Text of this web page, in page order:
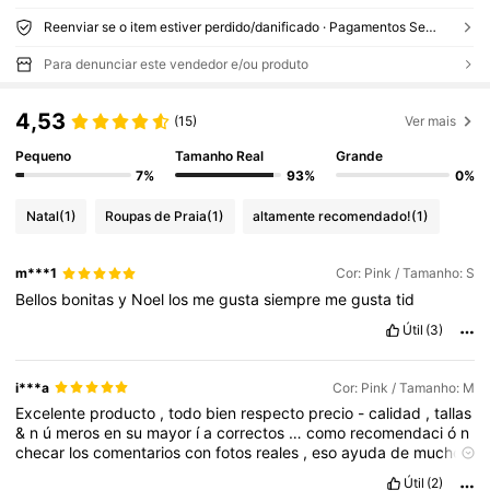
Reenviar se o item estiver perdido/danificado · Pagamentos Seguros · Proteção de privacidade
Para denunciar este vendedor e/ou produto
4,53 (15) Ver mais
Pequeno
7%
Tamanho Real
93%
Grande
0%
Natal(1) Roupas de Praia(1) altamente recomendado!(1)
m***1 Cor: Pink / Tamanho: S
Bellos bonitasy Noel los megustasiempre megustatid
Útil (3)
i***a Cor: Pink / Tamanho: M
Excelente producto ,todo bien respecto precio -calidad ,tallas
& n ú merosensu mayor íacorrectos …como recomendació n
checar loscomentariosconfotos reales ,esoayudade mucho,
si
un like
Útil (2)